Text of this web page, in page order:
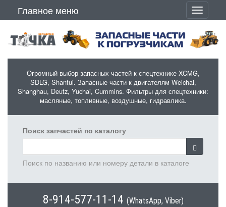
Главное меню
Toggle
Огромный выбор запасных частей к спецтехнике XCMG,
SDLG, Shantui. Запасные части к двигателям Weichai,
Shanghau, Deutz, Yuchai, Cummins. Фильтры для спецтехники:
масляные, топливные, воздушные, гидравлика.
Поиск запчастей по каталогу
Поиск по названию или номеру детали в каталоге
8-914-577-11-14 (WhatsApp, Viber)